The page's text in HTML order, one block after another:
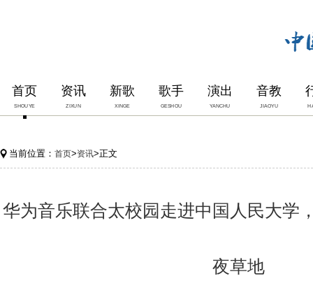
首页
SHOUYE
资讯
ZIXUN
新歌
XINGE
歌手
GESHOU
演出
YANCHU
音教
JIAOYU
当前位置： 首页>资讯>正文
华为音乐联合太校园走进中国人民大学
夜草地